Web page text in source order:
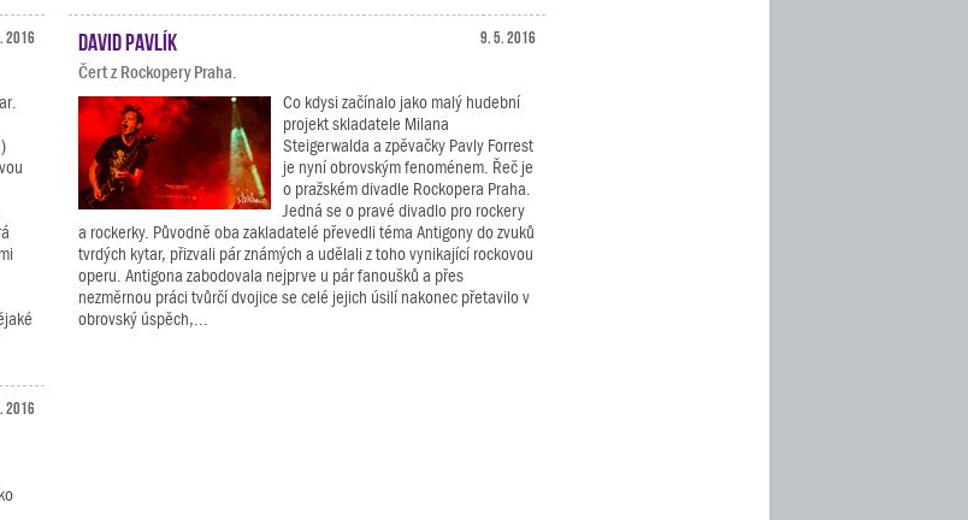
2016 9. 5. 2016
David Pavlík
Čert z Rockopery Praha.
Co kdysi začínalo jako malý hudební
projekt skladatele Milana
Steigerwalda a zpěvačky Pavly Forrest
je nyní obrovským fenoménem. Řeč je
o pražském divadle Rockopera Praha.
Jedná se o pravé divadlo pro rockery
a rockerky. Původně oba zakladatelé převedli téma Antigony do zvuků
tvrdých kytar, přizvali pár známých a udělali z toho vynikající rockovou
operu. Antigona zabodovala nejprve u pár fanoušků a přes
nezměrnou práci tvůrčí dvojice se celé jejich úsilí nakonec přetavilo v
obrovský úspěch,...
2016